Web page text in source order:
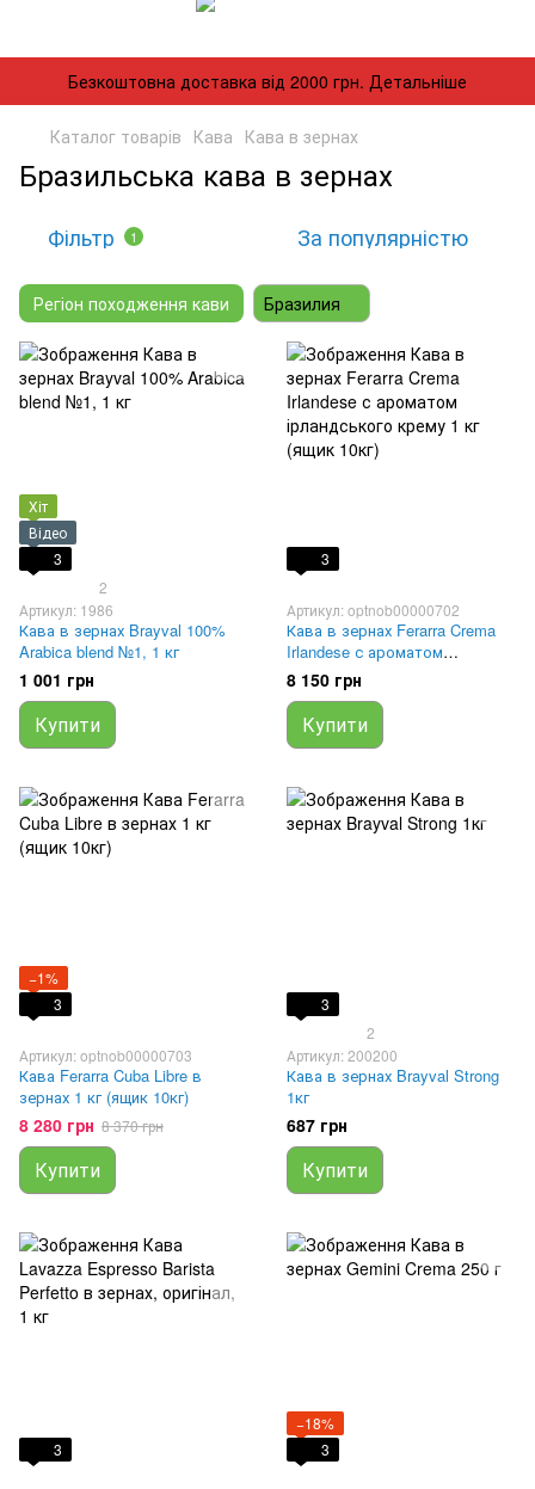
Безкоштовна доставка від 2000 грн. Детальніше
Каталог товарів Кава Кава в зернах
Бразильська кава в зернах
Фільтр 1 За популярністю
Регіон походження кави Бразилия
Хіт
Відео
3
2
Артикул: 1986
Кава в зернах Brayval 100%
Arabica blend №1, 1 кг
1 001 грн
Купити
3
Артикул: optnob00000702
Кава в зернах Ferarra Crema
Irlandese с ароматом
ірландського крему 1 кг (ящик
10кг)
8 150 грн
Купити
−1%
3
Артикул: optnob00000703
Кава Ferarra Cuba Libre в
зернах 1 кг (ящик 10кг)
8 280 грн 8 370 грн
Купити
3
2
Артикул: 200200
Кава в зернах Brayval Strong
1кг
687 грн
Купити
3
−18%
3